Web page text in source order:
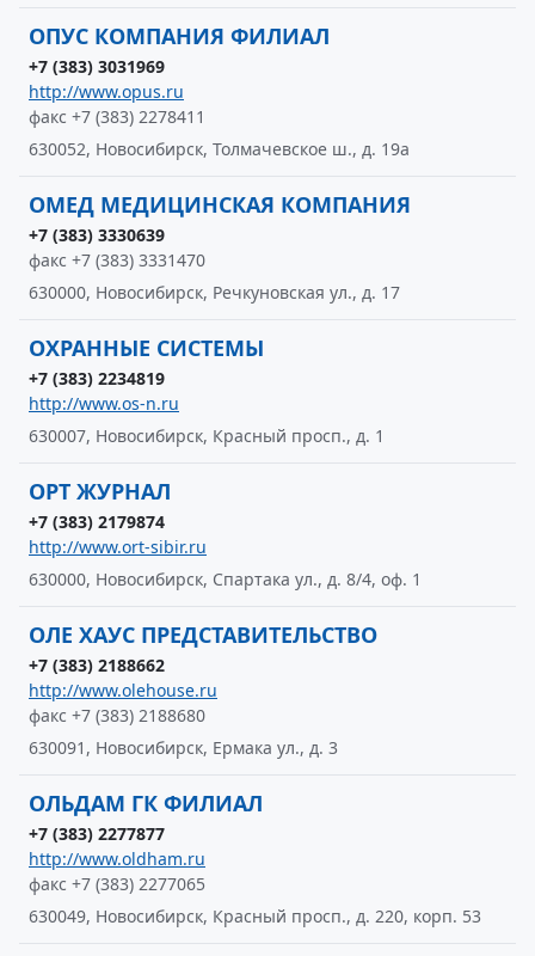
ОПУС КОМПАНИЯ ФИЛИАЛ
+7 (383) 3031969
http://www.opus.ru
факс +7 (383) 2278411
630052, Новосибирск, Толмачевское ш., д. 19а
ОМЕД МЕДИЦИНСКАЯ КОМПАНИЯ
+7 (383) 3330639
факс +7 (383) 3331470
630000, Новосибирск, Речкуновская ул., д. 17
ОХРАННЫЕ СИСТЕМЫ
+7 (383) 2234819
http://www.os-n.ru
630007, Новосибирск, Красный просп., д. 1
ОРТ ЖУРНАЛ
+7 (383) 2179874
http://www.ort-sibir.ru
630000, Новосибирск, Спартака ул., д. 8/4, оф. 1
ОЛЕ ХАУС ПРЕДСТАВИТЕЛЬСТВО
+7 (383) 2188662
http://www.olehouse.ru
факс +7 (383) 2188680
630091, Новосибирск, Ермака ул., д. 3
ОЛЬДАМ ГК ФИЛИАЛ
+7 (383) 2277877
http://www.oldham.ru
факс +7 (383) 2277065
630049, Новосибирск, Красный просп., д. 220, корп. 53